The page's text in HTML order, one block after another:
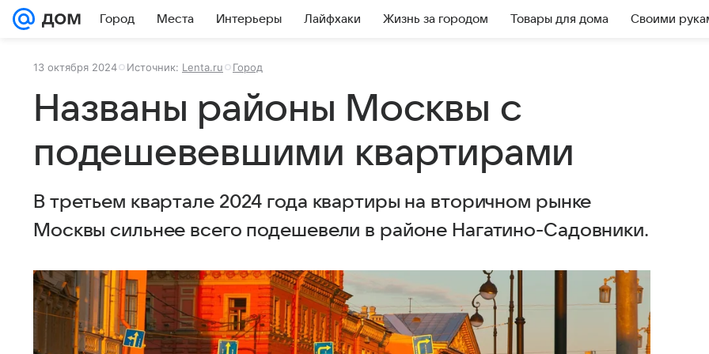
Город Места Интерьеры Лайфхаки Жизнь за городом Товары для дома Своими
13 октября 2024 Источник: Lenta.ru Город
Названы районы Москвы с
подешевевшими квартирами
В третьем квартале 2024 года квартиры на вторичном рынке
Москвы сильнее всего подешевели в районе Нагатино-Садовники.